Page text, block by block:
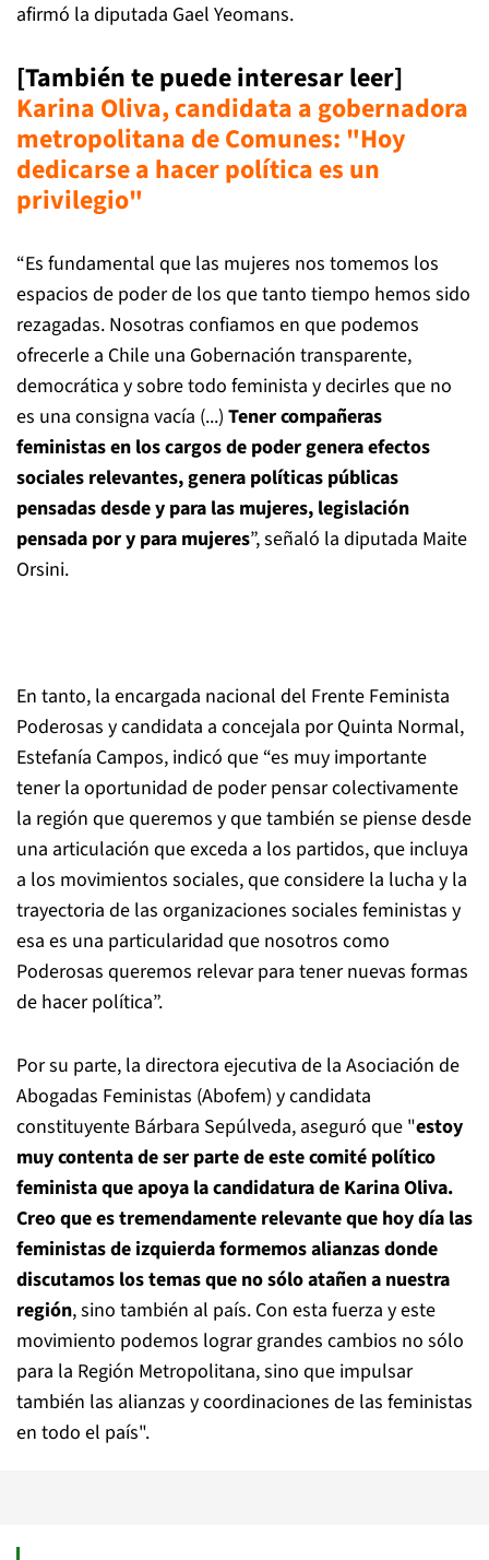
afirmó la diputada Gael Yeomans.
[También te puede interesar leer]
Karina Oliva, candidata a gobernadora
metropolitana de Comunes: "Hoy
dedicarse a hacer política es un
privilegio"
“Es fundamental que las mujeres nos tomemos los
espacios de poder de los que tanto tiempo hemos sido
rezagadas. Nosotras confiamos en que podemos
ofrecerle a Chile una Gobernación transparente,
democrática y sobre todo feminista y decirles que no
es una consigna vacía (...) Tener compañeras
feministas en los cargos de poder genera efectos
sociales relevantes, genera políticas públicas
pensadas desde y para las mujeres, legislación
pensada por y para mujeres”, señaló la diputada Maite
Orsini.
En tanto, la encargada nacional del Frente Feminista
Poderosas y candidata a concejala por Quinta Normal,
Estefanía Campos, indicó que “es muy importante
tener la oportunidad de poder pensar colectivamente
la región que queremos y que también se piense desde
una articulación que exceda a los partidos, que incluya
a los movimientos sociales, que considere la lucha y la
trayectoria de las organizaciones sociales feministas y
esa es una particularidad que nosotros como
Poderosas queremos relevar para tener nuevas formas
de hacer política”.
Por su parte, la directora ejecutiva de la Asociación de
Abogadas Feministas (Abofem) y candidata
constituyente Bárbara Sepúlveda, aseguró que "estoy
muy contenta de ser parte de este comité político
feminista que apoya la candidatura de Karina Oliva.
Creo que es tremendamente relevante que hoy día las
feministas de izquierda formemos alianzas donde
discutamos los temas que no sólo atañen a nuestra
región, sino también al país. Con esta fuerza y este
movimiento podemos lograr grandes cambios no sólo
para la Región Metropolitana, sino que impulsar
también las alianzas y coordinaciones de las feministas
en todo el país".